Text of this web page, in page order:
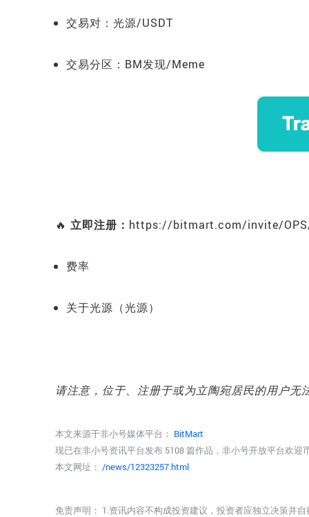
交易对：光源/USDT
交易分区：BM发现/Meme
🔥 立即注册： https://bitmart.com/invite/OPS/
费率
关于光源（光源）
请注意，位于、注册于或为立陶宛居民的用户无
本文来源于非小号媒体平台： BitMart
现已在非小号资讯平台发布 5108 篇作品，非小号开放平台欢迎
本文网址： /news/12323257.html
免责声明： 1.资讯内容不构成投资建议，投资者应独立决策并